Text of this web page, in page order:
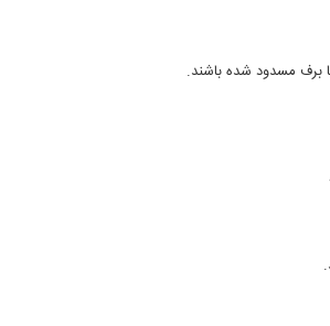
برف مسدود شده باشند.